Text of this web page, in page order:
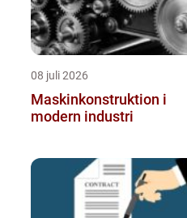
08 juli 2026
Maskinkonstruktion i
modern industri